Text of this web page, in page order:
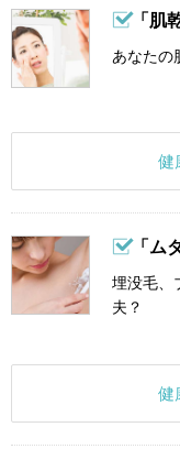
「肌
あなたの
健
「ム
埋没毛、
夫？
健